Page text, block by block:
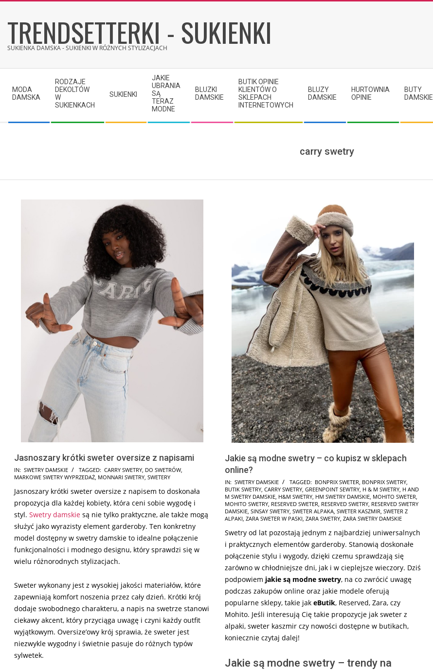
content
TRENDSETTERKI - SUKIENKI
SUKIENKA DAMSKA - SUKIENKI W RÓŻNYCH STYLIZACJACH
Navigation
Menu
MODA
DAMSKA
RODZAJE
DEKOLTÓW
W
SUKIENKACH
SUKIENKI
JAKIE
UBRANIA
SĄ
TERAZ
MODNE
BLUZKI
DAMSKIE
BUTIK OPINIE
KLIENTÓW O
SKLEPACH
INTERNETOWYCH
BLUZY
DAMSKIE
HURTOWNIA
OPINIE
BUTY
DAMSKIE
carry swetry
Jasnoszary krótki sweter oversize z napisami
2025-
12-
17
IN: SWETRY DAMSKIE TAGGED: CARRY SWETRY, DO SWETRÓW,
MARKOWE SWETRY WYPRZEDAŻ, MONNARI SWETRY, SWETERY
Jasnoszary krótki sweter oversize z napisem to doskonała
propozycja dla każdej kobiety, która ceni sobie wygodę i
styl. Swetry damskie są nie tylko praktyczne, ale także mogą
służyć jako wyrazisty element garderoby. Ten konkretny
model dostępny w swetry damskie to idealne połączenie
funkcjonalności i modnego designu, który sprawdzi się w
wielu różnorodnych stylizacjach.
Sweter wykonany jest z wysokiej jakości materiałów, które
zapewniają komfort noszenia przez cały dzień. Krótki krój
dodaje swobodnego charakteru, a napis na swetrze stanowi
ciekawy akcent, który przyciąga uwagę i czyni każdy outfit
wyjątkowym. Oversize’owy krój sprawia, że sweter jest
niezwykle wygodny i świetnie pasuje do różnych typów
sylwetek.
Jakie są modne swetry – co kupisz w sklepach
online?
2025-
05-
29
IN: SWETRY DAMSKIE TAGGED: BONPRIX SWETER, BONPRIX SWETRY,
BUTIK SWETRY, CARRY SWETRY, GREENPOINT SEWTRY, H & M SWETRY, H AND
M SWETRY DAMSKIE, H&M SWETRY, HM SWETRY DAMSKIE, MOHITO SWETER,
MOHITO SWETRY, RESERVED SWETER, RESERVED SWETRY, RESERVED SWETRY
DAMSKIE, SINSAY SWETRY, SWETER ALPAKA, SWETER KASZMIR, SWETER Z
ALPAKI, ZARA SWETER W PASKI, ZARA SWETRY, ZARA SWETRY DAMSKIE
Swetry od lat pozostają jednym z najbardziej uniwersalnych
i praktycznych elementów garderoby. Stanowią doskonałe
połączenie stylu i wygody, dzięki czemu sprawdzają się
zarówno w chłodniejsze dni, jak i w cieplejsze wieczory. Dziś
podpowiem jakie są modne swetry, na co zwrócić uwagę
podczas zakupów online oraz jakie modele oferują
popularne sklepy, takie jak eButik, Reserved, Zara, czy
Mohito. Jeśli interesują Cię takie propozycje jak sweter z
alpaki, sweter kaszmir czy nowości dostępne w butikach,
koniecznie czytaj dalej!
Jakie są modne swetry – trendy na